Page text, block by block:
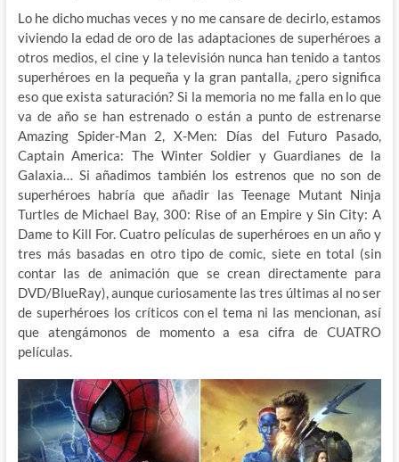
Lo he dicho muchas veces y no me cansare de decirlo, estamos
viviendo la edad de oro de las adaptaciones de superhéroes a
otros medios, el cine y la televisión nunca han tenido a tantos
superhéroes en la pequeña y la gran pantalla, ¿pero significa
eso que exista saturación? Si la memoria no me falla en lo que
va de año se han estrenado o están a punto de estrenarse
Amazing Spider-Man 2, X-Men: Días del Futuro Pasado,
Captain America: The Winter Soldier y Guardianes de la
Galaxia… Si añadimos también los estrenos que no son de
superhéroes habría que añadir las Teenage Mutant Ninja
Turtles de Michael Bay, 300: Rise of an Empire y Sin City: A
Dame to Kill For. Cuatro películas de superhéroes en un año y
tres más basadas en otro tipo de comic, siete en total (sin
contar las de animación que se crean directamente para
DVD/BlueRay), aunque curiosamente las tres últimas al no ser
de superhéroes los críticos con el tema ni las mencionan, así
que atengámonos de momento a esa cifra de CUATRO
películas.